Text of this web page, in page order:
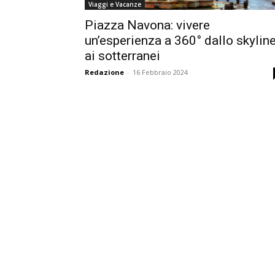
Viaggi e Vacanze
Piazza Navona: vivere
un’esperienza a 360° dallo
ai sotterranei
Redazione - 16 Febbraio 2024